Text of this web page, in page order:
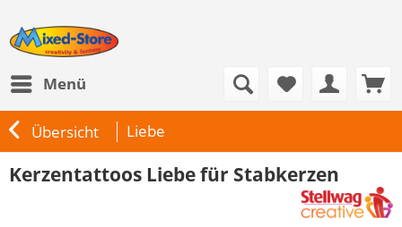
Menü
Übersicht Liebe
Kerzentattoos Liebe für Stabkerzen